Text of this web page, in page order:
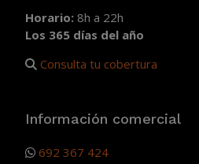
Horario: 8h a 22h
Los 365 días del año
Consulta tu cobertura
Información comercial
692 367 424